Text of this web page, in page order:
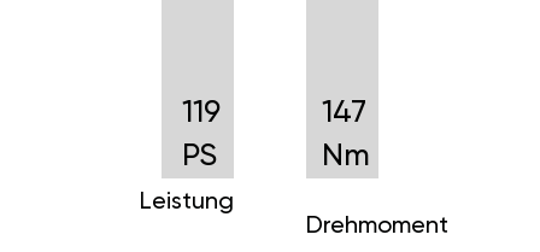
119
PS
Leistung
147
Nm
Drehmoment